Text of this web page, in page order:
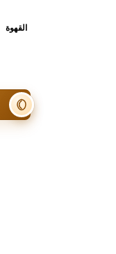
القهوة